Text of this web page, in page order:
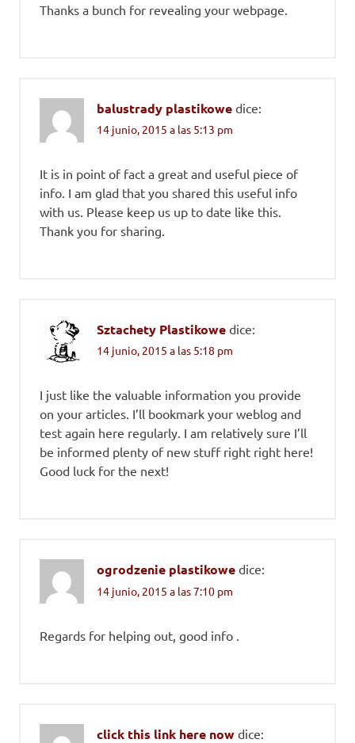
Thanks a bunch for revealing your webpage.
balustrady plastikowe dice:
14 junio, 2015 a las 5:13 pm
It is in point of fact a great and useful piece of
info. I am glad that you shared this useful info
with us. Please keep us up to date like this.
Thank you for sharing.
Sztachety Plastikowe dice:
14 junio, 2015 a las 5:18 pm
I just like the valuable information you provide
on your articles. I’ll bookmark your weblog and
test again here regularly. I am relatively sure I’ll
be informed plenty of new stuff right right here!
Good luck for the next!
ogrodzenie plastikowe dice:
14 junio, 2015 a las 7:10 pm
Regards for helping out, good info .
click this link here now dice: